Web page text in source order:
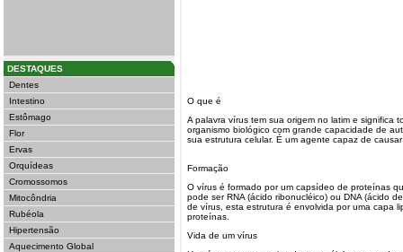
DESTAQUES
Dentes
Intestino
Estômago
Flor
Ervas
Orquídeas
Cromossomos
Mitocôndria
Rubéola
Hipertensão
Aquecimento Global
O que é
A palavra vírus tem sua origem no latim e significa
organismo biológico com grande capacidade de
sua estrutura celular. É um agente capaz de
Formação
O vírus é formado por um capsídeo de proteínas
pode ser RNA (ácido ribonucléico) ou DNA (ácido
de vírus, esta estrutura é envolvida por uma capa
proteínas.
Vida de um vírus